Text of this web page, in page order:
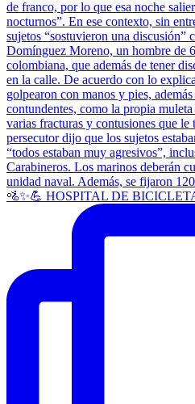
🚵✨💪 HOSPITAL DE